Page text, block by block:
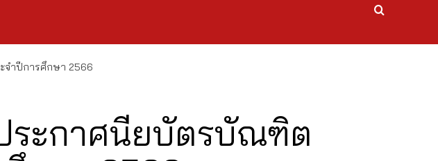
จำปีการศึกษา 2566
ระกาศนียบัตรบัณฑิต